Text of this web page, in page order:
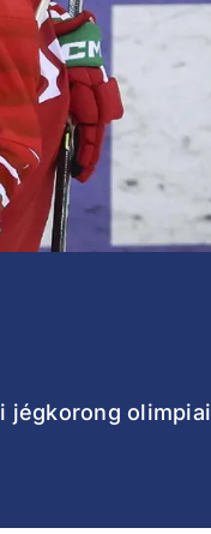
jégkorong olimpiai